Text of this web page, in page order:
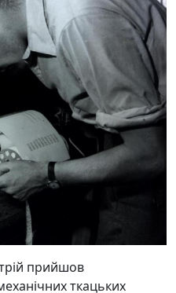
прийшов
ткацьких